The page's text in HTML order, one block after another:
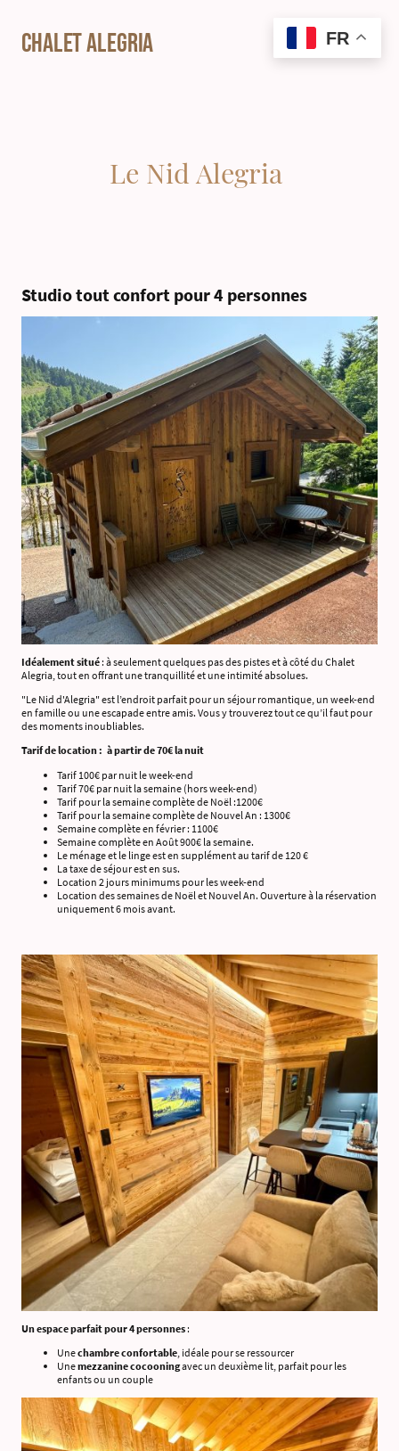
Chalet Alegria
Le Nid Alegria
Studio tout confort pour 4 personnes
Idéalement situé : à seulement quelques pas des pistes et à côté du Chalet
Alegria, tout en offrant une tranquillité et une intimité absolues.
"Le Nid d'Alegria" est l’endroit parfait pour un séjour romantique, un week-end
en famille ou une escapade entre amis. Vous y trouverez tout ce qu’il faut pour
des moments inoubliables.
Tarif de location : à partir de 70€ la nuit
Tarif 100€ par nuit le week-end
Tarif 70€ par nuit la semaine (hors week-end)
Tarif pour la semaine complète de Noël :1200€
Tarif pour la semaine complète de Nouvel An : 1300€
Semaine complète en février : 1100€
Semaine complète en Août 900€ la semaine.
Le ménage et le linge est en supplément au tarif de 120 €
La taxe de séjour est en sus.
Location 2 jours minimums pour les week-end
Location des semaines de Noël et Nouvel An. Ouverture à la réservation
uniquement 6 mois avant.
Un espace parfait pour 4 personnes :
Unechambre confortable, idéale pour se ressourcer
Unemezzanine cocooningavec un deuxième lit, parfait pour les
enfants ou un couple
FR